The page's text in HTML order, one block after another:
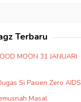
Terbaru
MOON 31 JANUARI
Si Pasien Zero AIDS
Masal